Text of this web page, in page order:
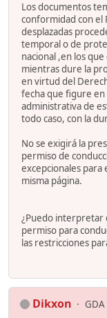
Los documentos
conformidad con el
desplazadas
temporal o de
nacional ,en los
mientras dure la
en virtud del
fecha que figure en
administrativa de
todo caso, con la
No se exigirá la
permiso de
excepcionales para
misma página.
¿Puedo interpretar
permiso para
las restricciones
Dikxon GDA